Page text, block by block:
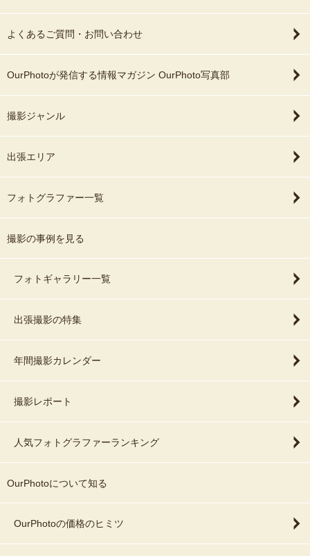
よくあるご質問・お問い合わせ
OurPhotoが発信する情報マガジン OurPhoto写真部
撮影ジャンル
出張エリア
フォトグラファー一覧
撮影の事例を見る
フォトギャラリー一覧
出張撮影の特集
年間撮影カレンダー
撮影レポート
人気フォトグラファーランキング
OurPhotoについて知る
OurPhotoの価格のヒミツ